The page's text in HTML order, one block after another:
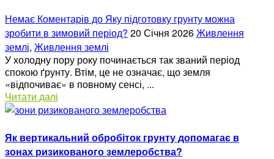
Немає Коментарів до Яку підготовку грунту можна
зробити в зимовий період? 20 Січня 2026Живлення
землі, Живлення землі
У холодну пору року починається так званий період
спокою ґрунту. Втім, це не означає, що земля
«відпочиває» в повному сенсі, ...
Читати далі
Як вертикальний обробіток грунту допомагає в
зонах ризикованого землеробства?